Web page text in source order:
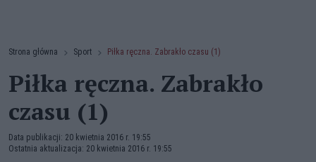
Strona główna Sport Piłka ręczna. Zabrakło czasu (1)
Piłka ręczna. Zabrakło
czasu (1)
Data publikacji: 20 kwietnia 2016 r. 19:55
Ostatnia aktualizacja: 20 kwietnia 2016 r. 19:55